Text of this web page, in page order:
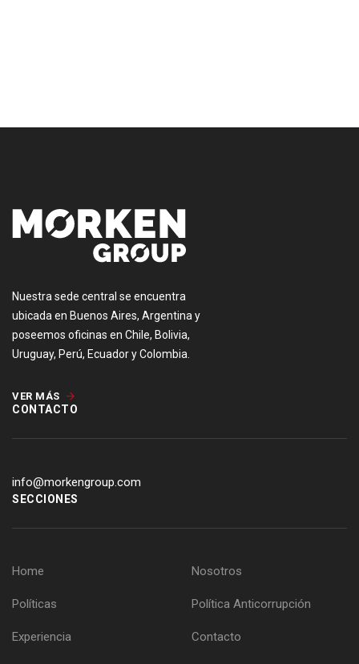
Nuestra sede central se encuentra
ubicada en Buenos Aires, Argentina y
poseemos oficinas en Chile, Bolivia,
Uruguay, Perú, Ecuador y Colombia.
VER MÁS
CONTACTO
info@morkengroup.com
SECCIONES
Home Nosotros
Políticas Política Anticorrupción
Experiencia Contacto